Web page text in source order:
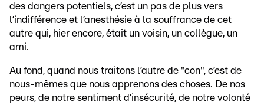
des dangers potentiels, c’est un pas de plus vers
l’indifférence et l’anesthésie à la souffrance de cet
autre qui, hier encore, était un voisin, un collègue, un
ami.
Au fond, quand nous traitons l’autre de "con", c’est de
nous-mêmes que nous apprenons des choses. De nos
peurs, de notre sentiment d’insécurité, de notre volonté